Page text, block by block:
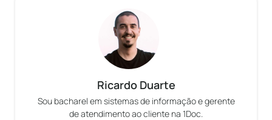
Ricardo Duarte
Sou bacharel em sistemas de informação e gerente
de atendimento ao cliente na 1Doc.